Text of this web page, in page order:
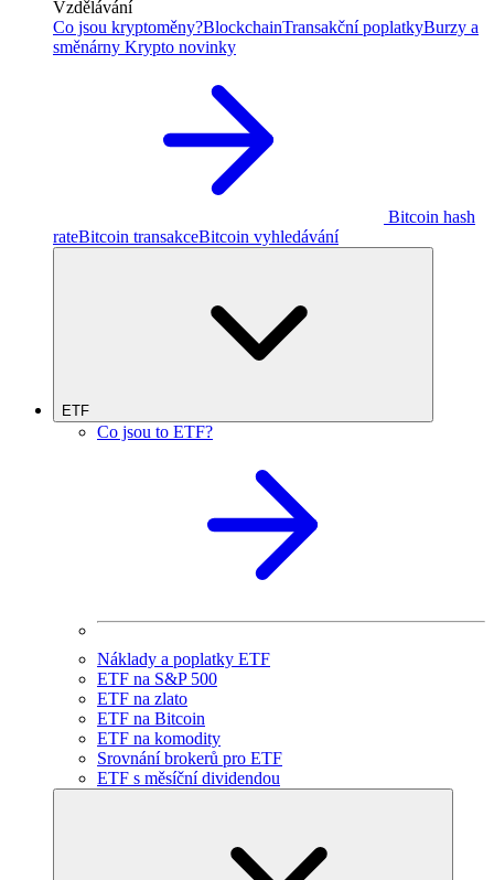
Vzdělávání
Co jsou kryptoměny?BlockchainTransakční poplatkyBurzy a
směnárny Krypto novinky
Bitcoin hash
rateBitcoin transakceBitcoin vyhledávání
ETF
Co jsou to ETF?
Náklady a poplatky ETF
ETF na S&P 500
ETF na zlato
ETF na Bitcoin
ETF na komodity
Srovnání brokerů pro ETF
ETF s měsíční dividendou